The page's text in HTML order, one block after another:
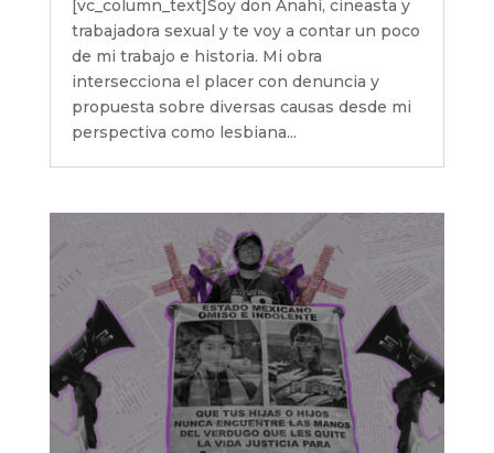
[vc_column_text]Soy don Anahí, cineasta y
trabajadora sexual y te voy a contar un poco
de mi trabajo e historia. Mi obra
intersecciona el placer con denuncia y
propuesta sobre diversas causas desde mi
perspectiva como lesbiana...